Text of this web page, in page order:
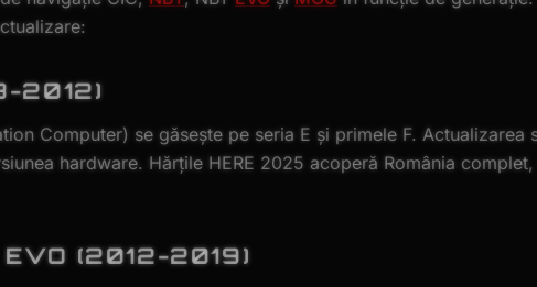
2012)
Computer) se găsește pe seria E și primele F. Actualizarea
hardware. Hărțile HERE 2025 acoperă România
(2012-2019)